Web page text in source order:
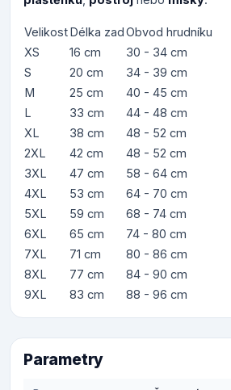
VelikostDélka zadObvod hrudníku
XS
16 cm
30 - 34 cm
S
20 cm
34 - 39 cm
M
25 cm
40 - 45 cm
L
33 cm
44 - 48 cm
XL
38 cm
48 - 52 cm
2XL
42 cm
48 - 52 cm
3XL
47 cm
58 - 64 cm
4XL
53 cm
64 - 70 cm
5XL
59 cm
68 - 74 cm
6XL
65 cm
74 - 80 cm
7XL
71 cm
80 - 86 cm
8XL
77 cm
84 - 90 cm
9XL
83 cm 88 - 96 cm
Parametry